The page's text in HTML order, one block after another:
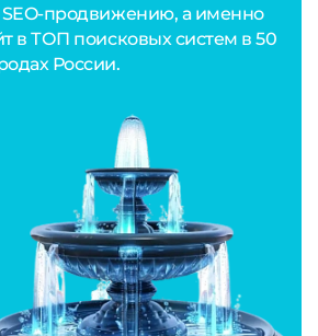
SEO-продвижению, а именно
в ТОП поисковых систем в 50
России.